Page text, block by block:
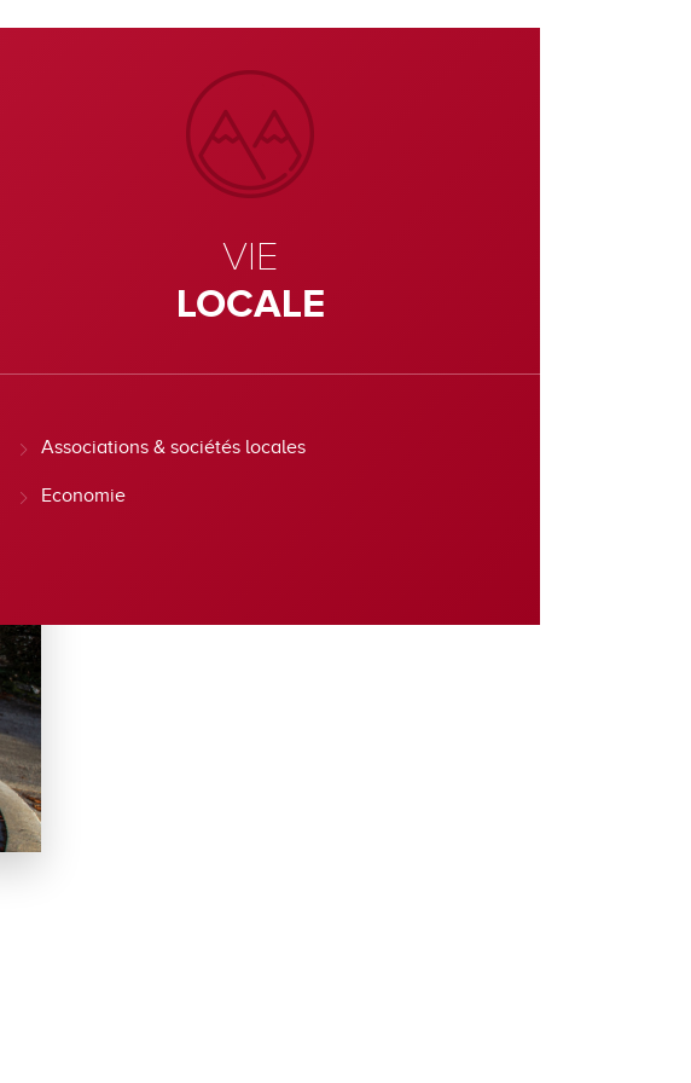
VIE
LOCALE
Associations & sociétés locales
Economie